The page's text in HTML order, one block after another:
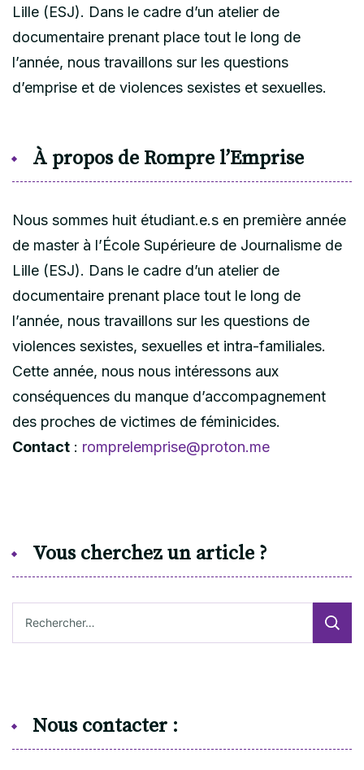
Lille (ESJ). Dans le cadre d’un atelier de
documentaire prenant place tout le long de
l’année, nous travaillons sur les questions
d’emprise et de violences sexistes et sexuelles.
À propos de Rompre l’Emprise
Nous sommes huit étudiant.e.s en première année
de master à l’École Supérieure de Journalisme de
Lille (ESJ). Dans le cadre d’un atelier de
documentaire prenant place tout le long de
l’année, nous travaillons sur les questions de
violences sexistes, sexuelles et intra-familiales.
Cette année, nous nous intéressons aux
conséquences du manque d’accompagnement
des proches de victimes de féminicides.
Contact : romprelemprise@proton.me
Vous cherchez un article ?
Nous contacter :